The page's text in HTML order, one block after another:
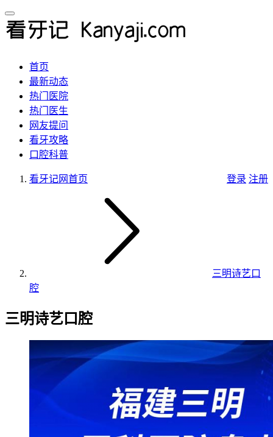
首页
最新动态
热门医院
热门医生
网友提问
看牙攻略
口腔科普
登录 注册
看牙记网首页
三明诗艺口
腔
三明诗艺口腔